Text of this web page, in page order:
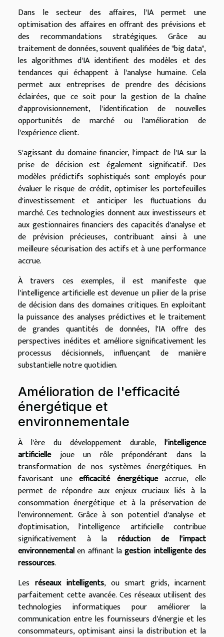
Dans le secteur des affaires, l'IA permet une
optimisation des affaires en offrant des prévisions et
des recommandations stratégiques. Grâce au
traitement de données, souvent qualifiées de "big data",
les algorithmes d'IA identifient des modèles et des
tendances qui échappent à l'analyse humaine. Cela
permet aux entreprises de prendre des décisions
éclairées, que ce soit pour la gestion de la chaîne
d'approvisionnement, l'identification de nouvelles
opportunités de marché ou l'amélioration de
l'expérience client.
S'agissant du domaine financier, l'impact de l'IA sur la
prise de décision est également significatif. Des
modèles prédictifs sophistiqués sont employés pour
évaluer le risque de crédit, optimiser les portefeuilles
d'investissement et anticiper les fluctuations du
marché. Ces technologies donnent aux investisseurs et
aux gestionnaires financiers des capacités d'analyse et
de prévision précieuses, contribuant ainsi à une
meilleure sécurisation des actifs et à une performance
accrue.
À travers ces exemples, il est manifeste que
l'intelligence artificielle est devenue un pilier de la prise
de décision dans des domaines critiques. En exploitant
la puissance des analyses prédictives et le traitement
de grandes quantités de données, l'IA offre des
perspectives inédites et améliore significativement les
processus décisionnels, influençant de manière
substantielle notre quotidien.
Amélioration de l'efficacité
énergétique et
environnementale
À l'ère du développement durable, l'intelligence
artificiellejoue un rôle prépondérant dans la
transformation de nos systèmes énergétiques. En
favorisant uneefficacité énergétiqueaccrue, elle
permet de répondre aux enjeux cruciaux liés à la
consommation énergétique et à la préservation de
l'environnement. Grâce à son potentiel d'analyse et
d'optimisation, l'intelligence artificielle contribue
significativement à la réduction de l'impact
environnementalen affinant lagestion intelligente des
ressources.
Les réseaux intelligents, ou smart grids, incarnent
parfaitement cette avancée. Ces réseaux utilisent des
technologies informatiques pour améliorer la
communication entre les fournisseurs d'énergie et les
consommateurs, optimisant ainsi la distribution et la